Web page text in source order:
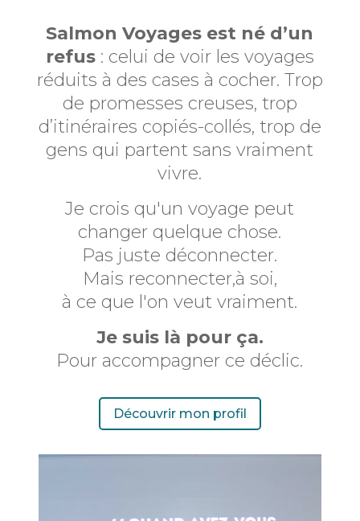
Salmon Voyages est né d’un
refus: celui de voir les voyages
réduits à des cases à cocher. Trop
de promesses creuses, trop
d’itinéraires copiés-collés, trop de
gens qui partent sans vraiment
vivre.
Je crois qu'un voyage peut
changer quelque chose.
Pas juste déconnecter.
Mais reconnecter,à soi,
à ce que l'on veut vraiment.
Je suis là pour ça.
Pour accompagner ce déclic.
Découvrir mon profil